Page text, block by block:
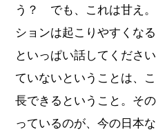
う？ でも、これは甘え
ションは起こりやすくな
といっぱい話してくださ
ていないということは、
長できるということ。そ
っているのが、今の日本な